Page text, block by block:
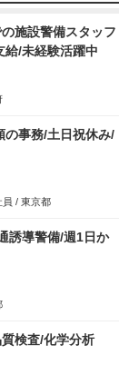
施設警備スタッフ
給/未経験活躍中
の事務/土日祝休み/
員 / 東京都
誘導警備/週1日か
検査/化学分析